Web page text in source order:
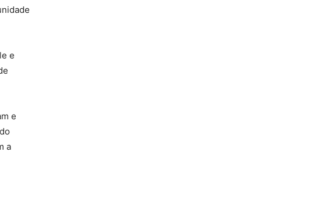
e
e
a